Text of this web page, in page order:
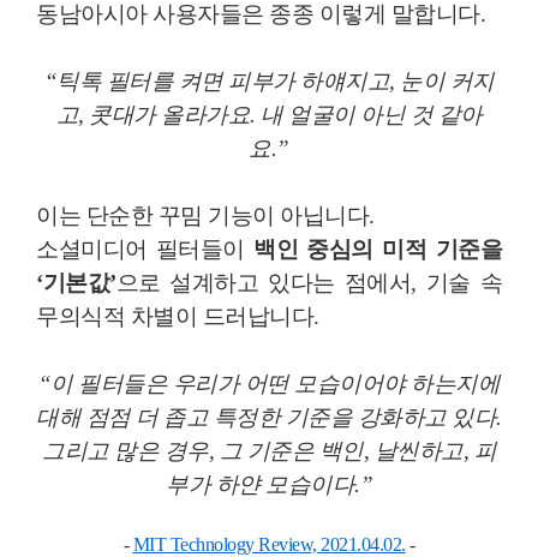
동남아시아 사용자들은 종종 이렇게 말합니다.
“틱톡 필터를 켜면 피부가 하얘지고, 눈이 커지
고, 콧대가 올라가요. 내 얼굴이 아닌 것 같아
요.”
이는 단순한 꾸밈 기능이 아닙니다.
소셜미디어 필터들이 백인 중심의 미적 기준을
‘기본값’으로 설계하고 있다는 점에서, 기술 속
무의식적 차별이 드러납니다.
“이 필터들은 우리가 어떤 모습이어야 하는지에
대해 점점 더 좁고 특정한 기준을 강화하고 있다.
그리고 많은 경우, 그 기준은 백인, 날씬하고, 피
부가 하얀 모습이다.”
-MIT Technology Review, 2021.04.02. -